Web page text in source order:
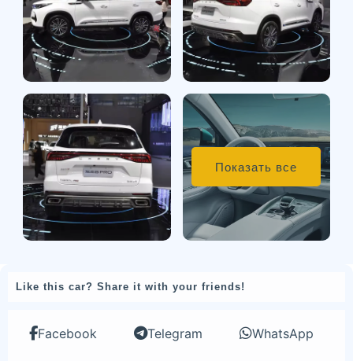
Показать все
Like this car? Share it with your friends!
Facebook Telegram WhatsApp